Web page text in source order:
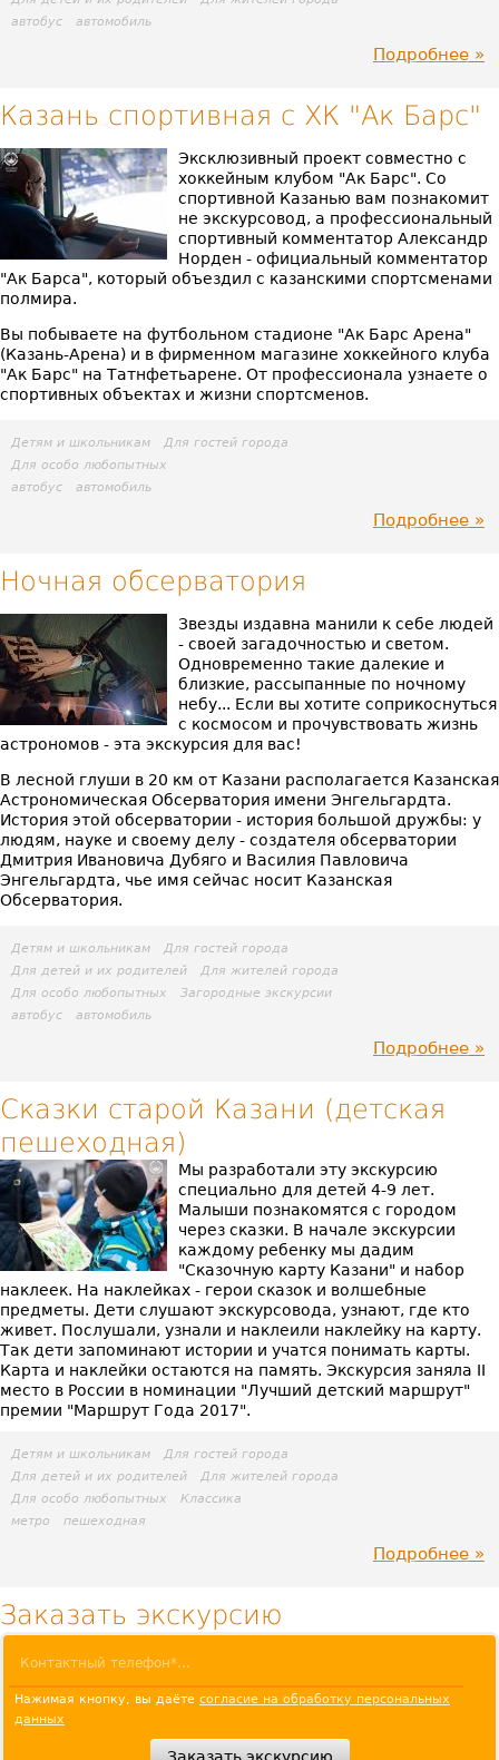
автобус
автомобиль
Подробнее
на
Казань спортивная с ХК "Ак Барс"
Эксклюзивный проект совместно с
хоккейным клубом "Ак Барс". Со
спортивной Казанью вам познакомит
не экскурсовод, а профессиональный
спортивный комментатор Александр
Норден - официальный комментатор
"Ак Барса", который объездил с казанскими спортсменами
полмира.
Вы побываете на футбольном стадионе "Ак Барс Арена"
(Казань-Арена) и в фирменном магазине хоккейного клуба
"Ак Барс" на Татнфетьарене. От профессионала узнаете о
спортивных объектах и жизни спортсменов.
Детям и школьникам
Для гостей города
Для особо любопытных
автобус
автомобиль
Подробнее
ХК
Ночная обсерватория
Звезды издавна манили к себе людей
- своей загадочностью и светом.
Одновременно такие далекие и
близкие, рассыпанные по ночному
небу... Если вы хотите соприкоснуться
с космосом и прочувствовать жизнь
астрономов - эта экскурсия для вас!
В лесной глуши в 20 км от Казани располагается Казанская
Астрономическая Обсерватория имени Энгельгардта.
История этой обсерватории - история большой дружбы: у
людям, науке и своему делу - создателя обсерватории
Дмитрия Ивановича Дубяго и Василия Павловича
Энгельгардта, чье имя сейчас носит Казанская
Обсерватория.
Детям и школьникам
Для гостей города
Для детей и их родителей
Для жителей города
Для особо любопытных
Загородные экскурсии
автобус
автомобиль
Подробнее
Сказки старой Казани (детская
пешеходная)
Мы разработали эту экскурсию
специально для детей 4-9 лет.
Малыши познакомятся с городом
через сказки. В начале экскурсии
каждому ребенку мы дадим
"Сказочную карту Казани" и набор
наклеек. На наклейках - герои сказок и волшебные
предметы. Дети слушают экскурсовода, узнают, где кто
живет. Послушали, узнали и наклеили наклейку на карту.
Так дети запоминают истории и учатся понимать карты.
Карта и наклейки остаются на память. Экскурсия заняла II
место в России в номинации "Лучший детский маршрут"
премии "Маршрут Года 2017".
Детям и школьникам
Для гостей города
Для детей и их родителей
Для жителей города
Для особо любопытных
Классика
метро
пешеходная
Подробнее
Заказать экскурсию
Нажимая кнопку, вы даёте согласие на обработку персональных
данных